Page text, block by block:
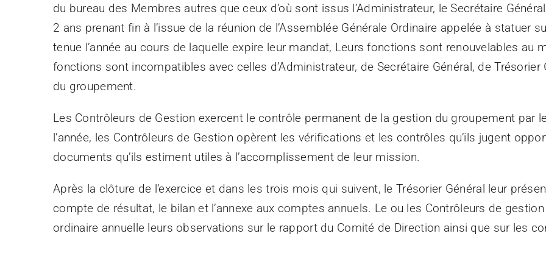
du bureau des Membres autres que ceux d’où sont issus l’Administrateur, le Secrétaire
2 ans prenant fin à l’issue de la réunion de l’Assemblée Générale Ordinaire appelée à statuer
tenue l’année au cours de laquelle expire leur mandat, Leurs fonctions sont renouvelables au
fonctions sont incompatibles avec celles d’Administrateur, de Secrétaire Général, de
du groupement.
Les Contrôleurs de Gestion exercent le contrôle permanent de la gestion du groupement par
l’année, les Contrôleurs de Gestion opèrent les vérifications et les contrôles qu’ils jugent
documents qu’ils estiment utiles à l’accomplissement de leur mission.
Après la clôture de l’exercice et dans les trois mois qui suivent, le Trésorier Général leur
compte de résultat, le bilan et l’annexe aux comptes annuels. Le ou les Contrôleurs de
ordinaire annuelle leurs observations sur le rapport du Comité de Direction ainsi que sur les